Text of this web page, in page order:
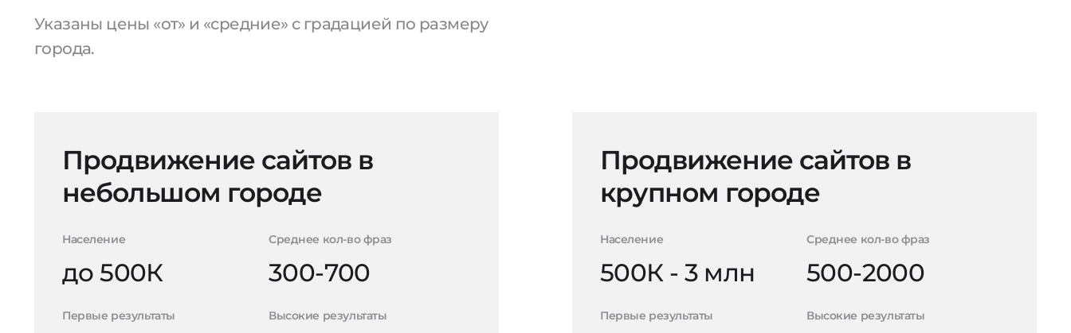
Указаны цены «от» и «средние» с градацией по размеру
города.
Продвижение сайтов в
небольшом городе
Население
до 500К
Среднее кол-во фраз
300-700
Первые результаты Высокие результаты
Продвижение сайтов в
крупном городе
Население
500К - 3 млн
Среднее кол-во фраз
500-2000
Первые результаты Высокие результаты